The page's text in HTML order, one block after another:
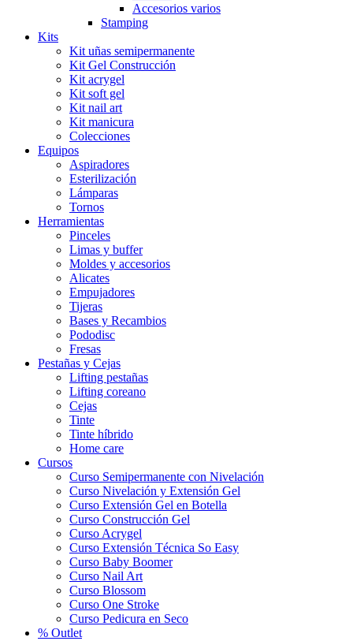
Accesorios varios
Stamping
Kits
Kit uñas semipermanente
Kit Gel Construcción
Kit acrygel
Kit soft gel
Kit nail art
Kit manicura
Colecciones
Equipos
Aspiradores
Esterilización
Lámparas
Tornos
Herramientas
Pinceles
Limas y buffer
Moldes y accesorios
Alicates
Empujadores
Tijeras
Bases y Recambios
Pododisc
Fresas
Pestañas y Cejas
Lifting pestañas
Lifting coreano
Cejas
Tinte
Tinte híbrido
Home care
Cursos
Curso Semipermanente con Nivelación
Curso Nivelación y Extensión Gel
Curso Extensión Gel en Botella
Curso Construcción Gel
Curso Acrygel
Curso Extensión Técnica So Easy
Curso Baby Boomer
Curso Nail Art
Curso Blossom
Curso One Stroke
Curso Pedicura en Seco
% Outlet